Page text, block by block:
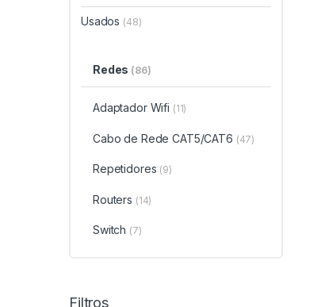
Usados (48)
Redes (86)
Adaptador Wifi (11)
Cabo de Rede CAT5/CAT6 (47)
Repetidores (9)
Routers (14)
Switch (7)
Filtros